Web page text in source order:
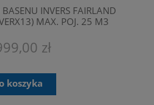
INVERS FAIRLAND
MAX. POJ. 25 M3
zł
koszyka